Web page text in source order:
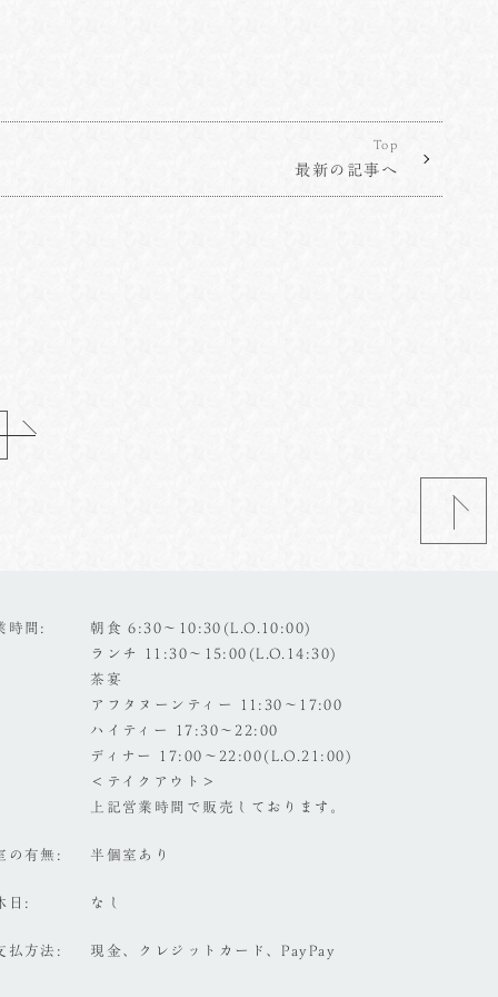
Top
最新の記事へ
時間
朝食 6:30～10:30(L.O.10:00)
ランチ 11:30～15:00(L.O.14:30)
茶宴
アフタヌーンティー 11:30～17:00
ハイティー 17:30～22:00
ディナー 17:00～22:00(L.O.21:00)
＜テイクアウト＞
上記営業時間で販売しております。
の有無 半個室あり
日 なし
払方法 現金、クレジットカード、PayPay